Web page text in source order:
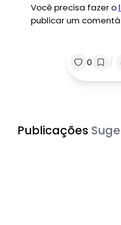
Você precisa fazer o
publicar um
0 /
Publicações